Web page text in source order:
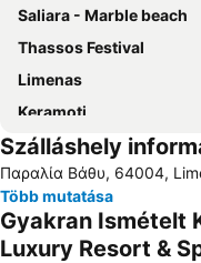
Saliara - Marble beach
Thassos Festival
Limenas
Keramoti
Kavala Nemzetközi Repülőtér Megas
Szálláshely
Παραλία Βάθυ, 64004,
Több mutatása
Gyakran Ismételt
Luxury Resort &